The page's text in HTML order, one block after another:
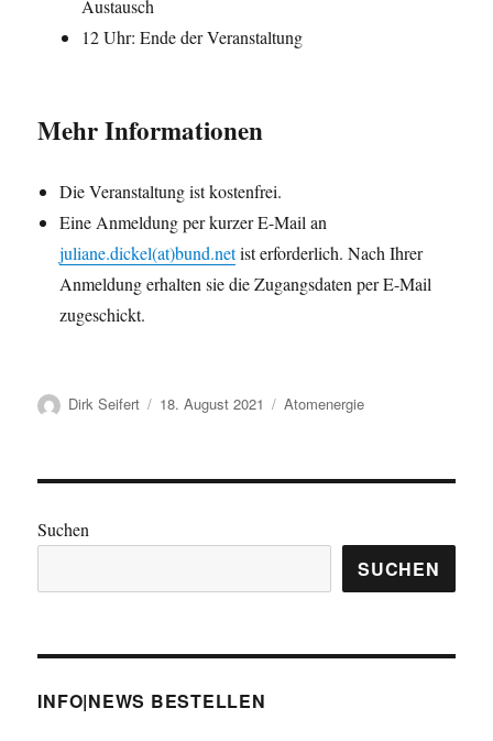
Austausch
12 Uhr: Ende der Veranstaltung
Mehr Informationen
Die Veranstaltung ist kostenfrei.
Eine Anmeldung per kurzer E-Mail an
juliane.dickel(at)bund.netist erforderlich. Nach Ihrer
Anmeldung erhalten sie die Zugangsdaten per E-Mail
zugeschickt.
Autor
Dirk Seifert
Veröffentlicht
18. August 2021 Kategorien
Atomenergie
Suchen
SUCHEN
INFO|NEWS BESTELLEN